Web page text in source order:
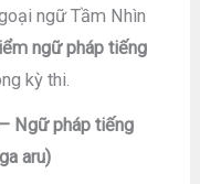
ngữ Tầm Nhìn
ngữ pháp tiếng
kỳ thi.
Ngữ pháp tiếng
aru)